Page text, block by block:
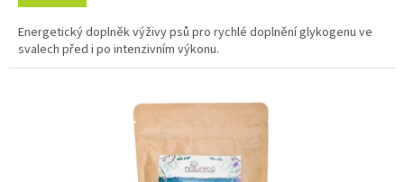
Energetický doplněk výživy psů pro rychlé doplnění glykogenu ve
svalech před i po intenzivním výkonu.